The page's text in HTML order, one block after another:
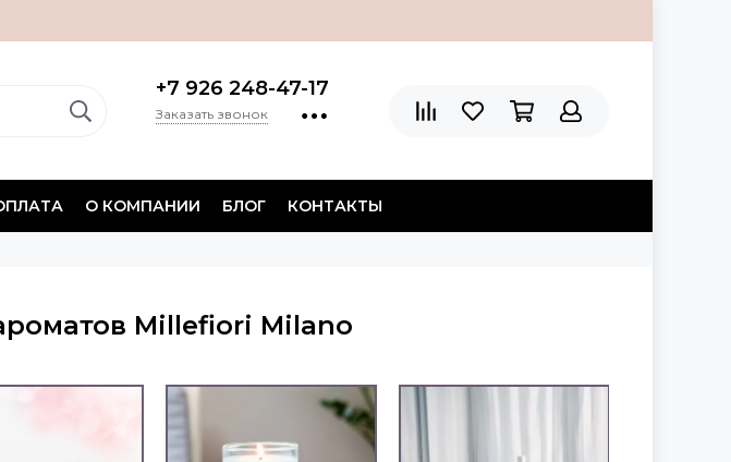
+7 926 248-47-17
Заказать звонок
О КОМПАНИИ БЛОГ КОНТАКТЫ
Millefiori Milano